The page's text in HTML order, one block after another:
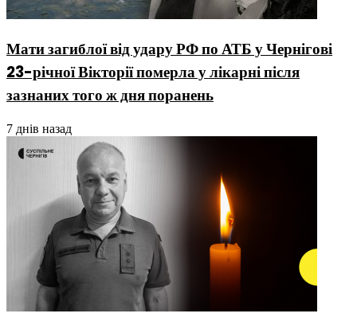
Мати загиблої від удару РФ по АТБ у Чернігові
23-річної Вікторії померла у лікарні після
зазнаних того ж дня поранень
7 днів назад